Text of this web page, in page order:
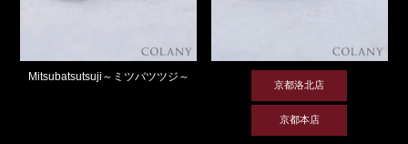
Mitsubatsutsuji～ミツバツツジ～
京都洛北店
京都本店